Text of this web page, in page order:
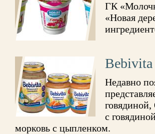
ГК
«Новая
Bebivita
Недавно
с
морковь с цыпленком.